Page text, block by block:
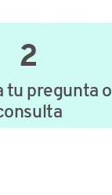
2
tu pregunta o